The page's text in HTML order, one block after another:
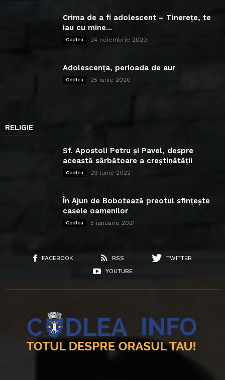
Crima de a fi adolescent – Tinerețe, te
iau cu mine...
Codlea 24 noiembrie 2020
Adolescența, perioada de aur
Codlea 25 iunie 2020
RELIGIE
Sf. Apostoli Petru și Pavel, despre
această sărbătoare a creștinătății
Codlea 29 iunie 2022
În Ajun de Bobotează preotul sfințește
casele oamenilor
Codlea 5 ianuarie 2021
FACEBOOK RSS
TWITTER
YOUTUBE